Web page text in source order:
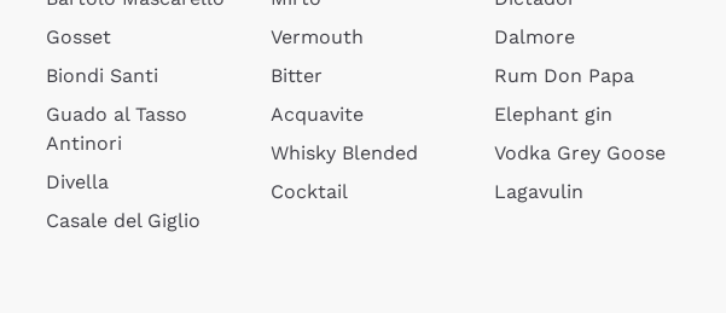
Gosset
Biondi Santi
Guado al Tasso
Antinori
Divella
Casale del Giglio
Vermouth
Bitter
Acquavite
Whisky Blended
Cocktail
Dalmore
Rum Don Papa
Elephant gin
Vodka Grey Goose
Lagavulin